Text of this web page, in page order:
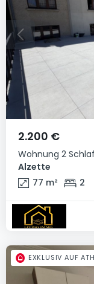
Wohnung 2
Alzette
2.200 €
77 m² 2
EXKLUSIV AUF